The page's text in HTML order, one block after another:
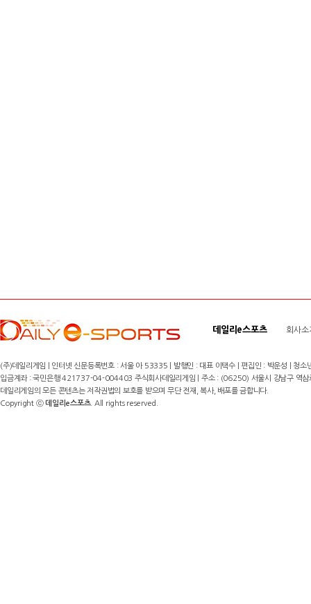
데일리e스포츠 회사소
(주)데일리게임 | 인터넷 신문등록번호 : 서울 아 53335 | 발행인 : 대표 이택수 | 편집인 : 박운성 |
입금계좌 : 국민은행 421737-04-004403 주식회사데일리게임 | 주소 : (06250) 서울시 강남구
데일리게임의 모든 콘텐츠는 저작권법의 보호를 받으며 무단 전재, 복사, 배포를 금합니다.
Copyright ⓒ데일리e스포츠. All rights reserved.